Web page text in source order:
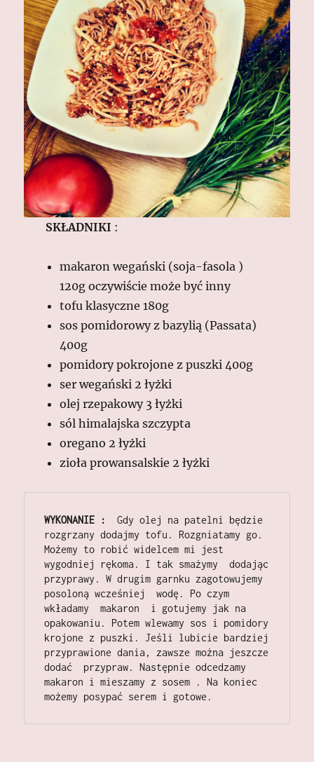
SKŁADNIKI :
makaron wegański (soja-fasola )
120g oczywiście może być inny
tofu klasyczne 180g
sos pomidorowy z bazylią (Passata)
400g
pomidory pokrojone z puszki 400g
ser wegański 2 łyżki
olej rzepakowy 3 łyżki
sól himalajska szczypta
oregano 2 łyżki
zioła prowansalskie 2 łyżki
WYKONANIE :
  Gdy olej na patelni będzie
rozgrzany dodajmy tofu. Rozgniatamy go.
Możemy to robić widelcem mi jest
wygodniej rękoma. I tak smażymy  dodając
przyprawy. W drugim garnku zagotowujemy
posoloną wcześniej  wodę. Po czym
wkładamy  makaron  i gotujemy jak na
opakowaniu. Potem wlewamy sos i pomidory
krojone z puszki. Jeśli lubicie bardziej
przyprawione dania, zawsze można jeszcze
dodać  przypraw. Następnie odcedzamy
makaron i mieszamy z sosem . Na koniec
możemy posypać serem i gotowe.